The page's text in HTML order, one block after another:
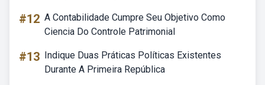
#12 A Contabilidade Cumpre Seu Objetivo Como
Ciencia Do Controle Patrimonial
#13 Indique Duas Práticas Políticas Existentes
Durante A Primeira República